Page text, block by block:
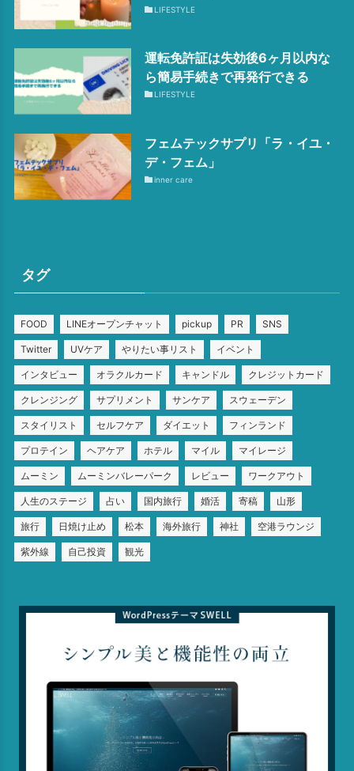
LIFESTYLE
運転免許証は失効後6ヶ月以内な
ら簡易手続きで再発行できる
LIFESTYLE
フェムテックサプリ「ラ・イユ・
デ・フェム」
inner care
タグ
FOOD LINEオープンチャット pickup PR SNS
Twitter UVケア やりたい事リスト イベント
インタビュー オラクルカード キャンドル クレジットカード
クレンジング サプリメント サンケア スウェーデン
スタイリスト セルフケア ダイエット フィンランド
プロテイン ヘアケア ホテル マイル マイレージ
ムーミン ムーミンバレーパーク レビュー ワークアウト
人生のステージ 占い 国内旅行 婚活 寄稿 山形
旅行 日焼け止め 松本 海外旅行 神社 空港ラウンジ
紫外線 自己投資 観光